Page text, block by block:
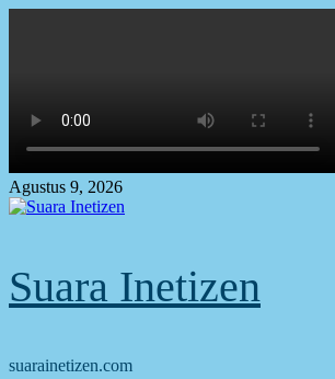
Agustus 9, 2026
Suara Inetizen
suarainetizen.com